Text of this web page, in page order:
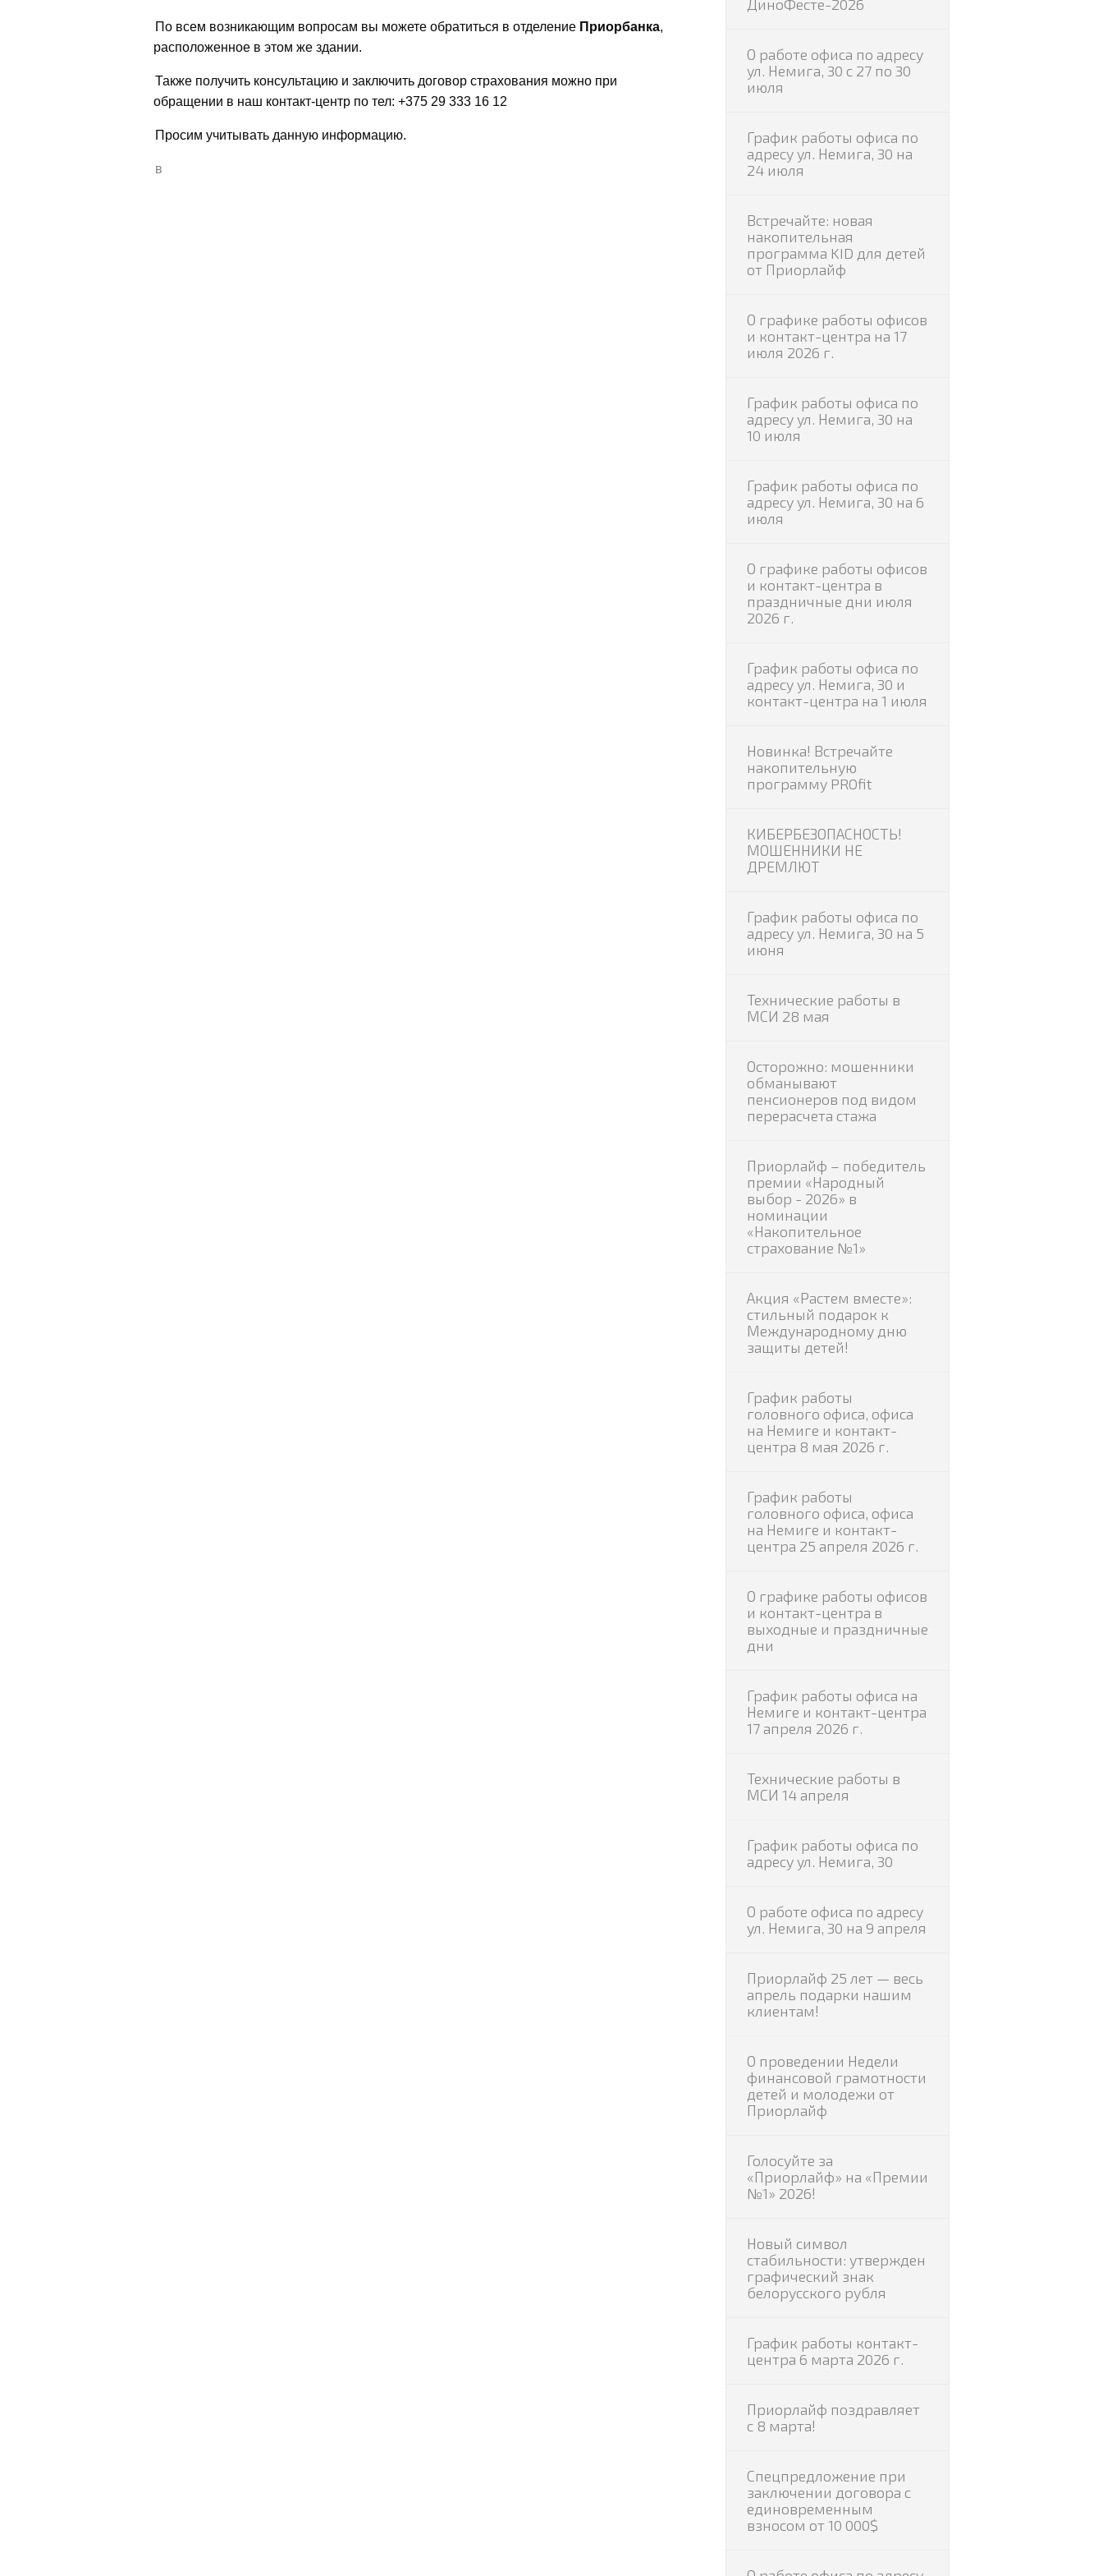
Накопительная программа
налоговым
органам
Вопрос-ответ
Накопительная программа «Profit»
Для бизнеса
Накопительная программа «Сотрудники в
организации
Вакансии
Предоставление информации налоговым
Способы оплаты
По всем возникающим вопросам вы можете обратиться в отделение Приорбанка,
расположенное в этом же здании.
Также получить консультацию и заключить договор страхования можно при
обращении в наш контакт-центр по тел: +375 29 333 16 12
Просим учитывать данную информацию.
в
ДиноФесте-2026
О работе офиса по адресу
ул. Немига, 30 с 27 по 30
июля
График работы офиса по
адресу ул. Немига, 30 на
24 июля
Встречайте: новая
накопительная
программа KID для детей
от Приорлайф
О графике работы офисов
и контакт-центра на 17
июля 2026 г.
График работы офиса по
адресу ул. Немига, 30 на
10 июля
График работы офиса по
адресу ул. Немига, 30 на 6
июля
О графике работы офисов
и контакт-центра в
праздничные дни июля
2026 г.
График работы офиса по
адресу ул. Немига, 30 и
контакт-центра на 1 июля
Новинка! Встречайте
накопительную
программу PROfit
КИБЕРБЕЗОПАСНОСТЬ!
МОШЕННИКИ НЕ
ДРЕМЛЮТ
График работы офиса по
адресу ул. Немига, 30 на 5
июня
Технические работы в
МСИ 28 мая
Осторожно: мошенники
обманывают
пенсионеров под видом
перерасчета стажа
Приорлайф – победитель
премии «Народный
выбор - 2026» в
номинации
«Накопительное
страхование №1»
Акция «Растем вместе»:
стильный подарок к
Международному дню
защиты детей!
График работы
головного офиса, офиса
на Немиге и контакт-
центра 8 мая 2026 г.
График работы
головного офиса, офиса
на Немиге и контакт-
центра 25 апреля 2026 г.
О графике работы офисов
и контакт-центра в
выходные и праздничные
дни
График работы офиса на
Немиге и контакт-центра
17 апреля 2026 г.
Технические работы в
МСИ 14 апреля
График работы офиса по
адресу ул. Немига, 30
О работе офиса по адресу
ул. Немига, 30 на 9 апреля
Приорлайф 25 лет — весь
апрель подарки нашим
клиентам!
О проведении Недели
финансовой грамотности
детей и молодежи от
Приорлайф
Голосуйте за
«Приорлайф» на «Премии
№1» 2026!
Новый символ
стабильности: утвержден
графический знак
белорусского рубля
График работы контакт-
центра 6 марта 2026 г.
Приорлайф поздравляет
с 8 марта!
Спецпредложение при
заключении договора с
единовременным
взносом от 10 000$